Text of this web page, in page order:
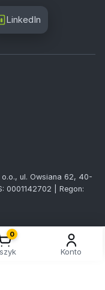
LinkedIn
ul. Owsiana 62, 40-
0001142702 | Regon:
0
Konto